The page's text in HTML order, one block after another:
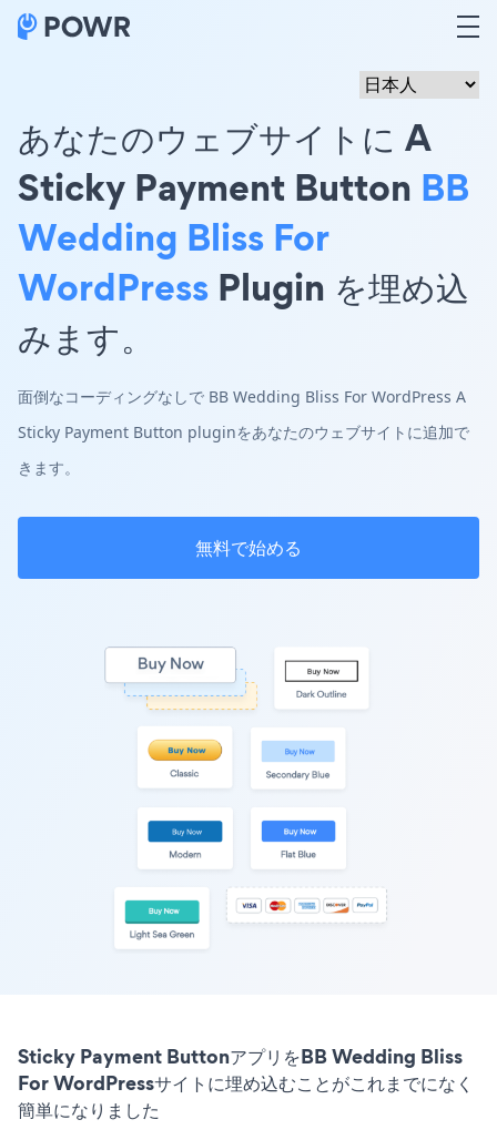
あなたのウェブサイトに A
Sticky Payment Button BB
Wedding Bliss For
WordPress Plugin を埋め込
みます。
面倒なコーディングなしで BB Wedding Bliss For WordPress A
Sticky Payment Button pluginをあなたのウェブサイトに追加で
きます。
無料で始める
Sticky Payment ButtonアプリをBB Wedding Bliss
For WordPressサイトに埋め込むことがこれまでになく
簡単になりました